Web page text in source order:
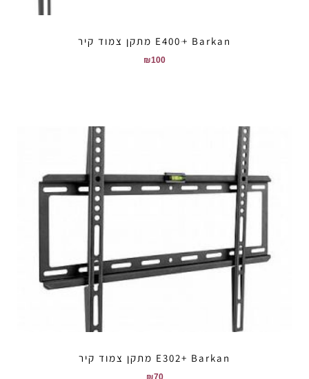
E400ּ+ Barkan מתקן צמוד קיר
₪100
E302+ Barkan מתקן צמוד קיר